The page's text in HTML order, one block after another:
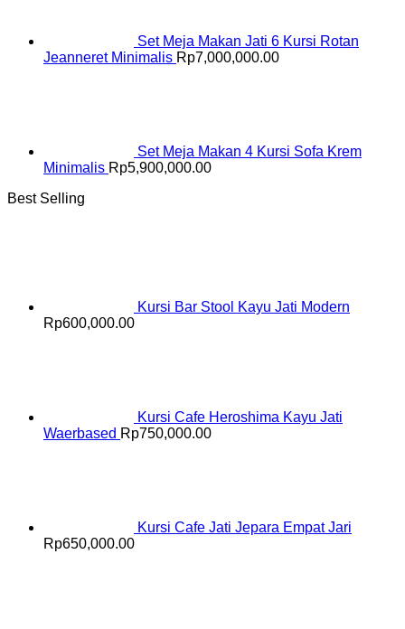
Set Meja Makan Jati 6 Kursi Rotan
Jeanneret Minimalis Rp7,000,000.00
Set Meja Makan 4 Kursi Sofa Krem
Minimalis Rp5,900,000.00
Best Selling
Kursi Bar Stool Kayu Jati Modern
Rp600,000.00
Kursi Cafe Heroshima Kayu Jati
Waerbased Rp750,000.00
Kursi Cafe Jati Jepara Empat Jari
Rp650,000.00